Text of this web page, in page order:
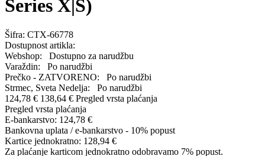
Series X|S)
Šifra: CTX-66778
Dostupnost artikla:
Webshop:
Dostupno za narudžbu
Varaždin:
Po narudžbi
Prečko - ZATVORENO:
Po narudžbi
Strmec, Sveta Nedelja:
Po narudžbi
124,78 € 138,64 € Pregled vrsta plaćanja
Pregled vrsta plaćanja
E-bankarstvo: 124,78 €
Bankovna uplata / e-bankarstvo - 10% popust
Kartice jednokratno: 128,94 €
Za plaćanje karticom jednokratno odobravamo 7% popust.